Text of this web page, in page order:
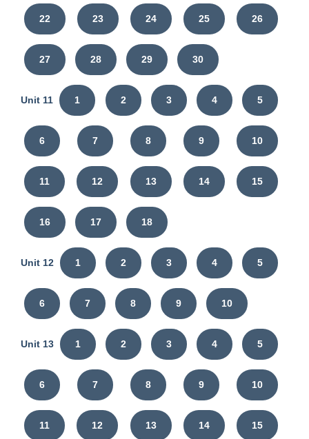
22 23 24 25 26
27 28 29 30
Unit 11 1 2 3 4 5
6 7 8 9 10
11 12 13 14 15
16 17 18
Unit 12 1 2 3 4 5
6 7 8 9 10
Unit 13 1 2 3 4 5
6 7 8 9 10
11 12 13 14 15